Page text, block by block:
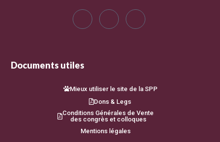
Documents utiles
Mieux utiliser le site de la SPP
Dons & Legs
Conditions Générales de Vente
des congrès et colloques
Mentions légales